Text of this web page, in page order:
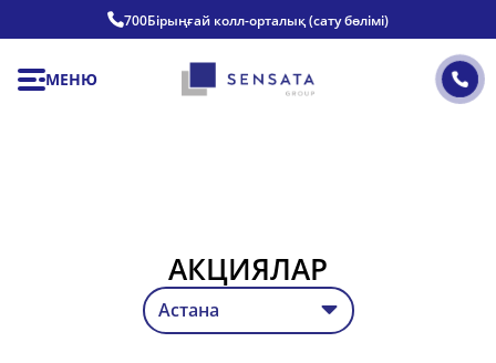
700Бірыңғай колл-орталық (сату бөлімі)
МЕНЮ
АКЦИЯЛАР